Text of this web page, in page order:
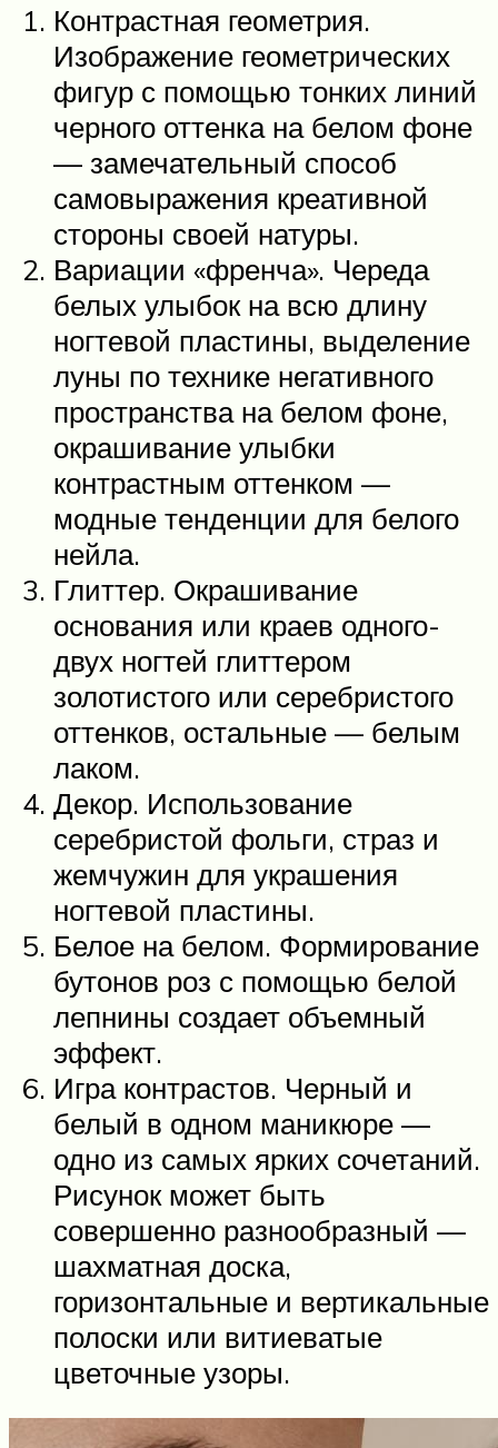
Контрастная геометрия.
Изображение геометрических
фигур с помощью тонких линий
черного оттенка на белом фоне
— замечательный способ
самовыражения креативной
стороны своей натуры.
Вариации «френча». Череда
белых улыбок на всю длину
ногтевой пластины, выделение
луны по технике негативного
пространства на белом фоне,
окрашивание улыбки
контрастным оттенком —
модные тенденции для белого
нейла.
Глиттер. Окрашивание
основания или краев одного-
двух ногтей глиттером
золотистого или серебристого
оттенков, остальные — белым
лаком.
Декор. Использование
серебристой фольги, страз и
жемчужин для украшения
ногтевой пластины.
Белое на белом. Формирование
бутонов роз с помощью белой
лепнины создает объемный
эффект.
Игра контрастов. Черный и
белый в одном маникюре —
одно из самых ярких сочетаний.
Рисунок может быть
совершенно разнообразный —
шахматная доска,
горизонтальные и вертикальные
полоски или витиеватые
цветочные узоры.